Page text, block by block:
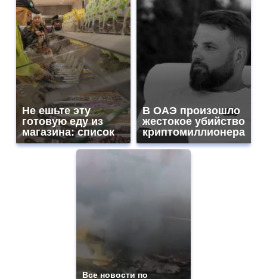
Не ешьте эту
готовую еду из
магазина: список
В ОАЭ произошло
жестокое убийство
криптомиллионера
Все новости по